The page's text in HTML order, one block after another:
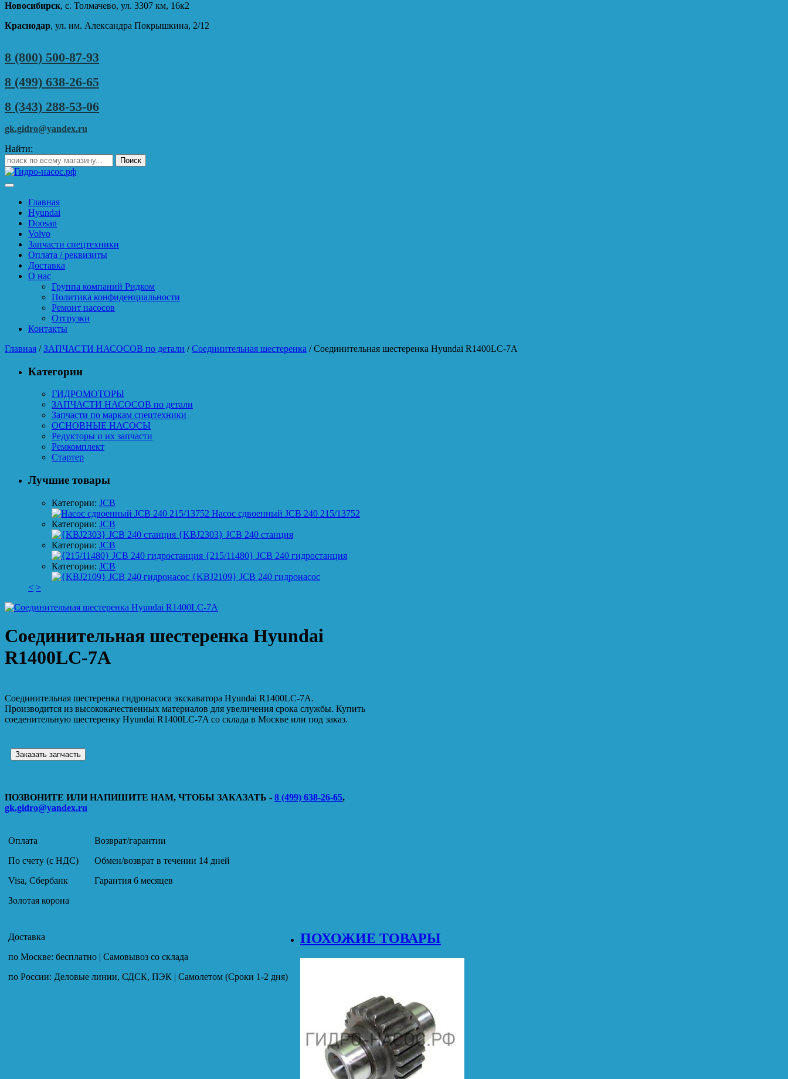
Новосибирск, с. Толмачево, ул. 3307 км, 16к2
Краснодар, ул. им. Александра Покрышкина, 2/12
8 (800) 500-87-93
8 (499) 638-26-65
8 (343) 288-53-06
gk.gidro@yandex.ru
Найти:
Главная
Hyundai
Doosan
Volvo
Запчасти спецтехники
Оплата / реквизиты
Доставка
О нас
Группа компаний Ридком
Политика конфиденциальности
Ремонт насосов
Отгрузки
Контакты
Главная /ЗАПЧАСТИ НАСОСОВ по детали /Соединительная шестеренка / Соединительная шестеренка Hyundai R1400LC-7A
Категории
ГИДРОМОТОРЫ
ЗАПЧАСТИ НАСОСОВ по детали
Запчасти по маркам спецтехники
ОСНОВНЫЕ НАСОСЫ
Редукторы и их запчасти
Ремкомплект
Стартер
Лучшие товары
Категории: JCB
Насос сдвоенный JCB 240 215/13752
Категории: JCB
{KBJ2303} JCB 240 станция
Категории: JCB
{215/11480} JCB 240 гидростанция
Категории: JCB
{KBJ2109} JCB 240 гидронасос
< >
Соединительная шестеренка Hyundai
R1400LC-7A
Соединительная шестеренка гидронасоса экскаватора Hyundai R1400LC-7A.
Производится из высококачественных материалов для увеличения срока службы. Купить
соеденительную шестеренку Hyundai R1400LC-7A со склада в Москве или под заказ.
Заказать запчасть
ПОЗВОНИТЕ ИЛИ НАПИШИТЕ НАМ, ЧТОБЫ ЗАКАЗАТЬ - 8 (499) 638-26-65,
gk.gidro@yandex.ru
Оплата
По счету (с НДС)
Visa, Сбербанк
Золотая корона
Возврат/гарантии
Обмен/возврат в течении 14 дней
Гарантия 6 месяцев
Доставка
по Москве: бесплатно | Самовывоз со склада
по России: Деловые линии, СДСК, ПЭК | Самолетом (Сроки 1-2 дня)
ПОХОЖИЕ ТОВАРЫ